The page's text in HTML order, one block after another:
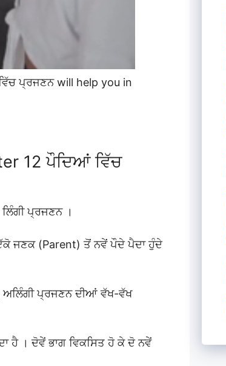
ਪ੍ਰਜਣਨ will help you in
12 ਪੌਦਿਆਂ ਵਿੱਚ
ਪ੍ਰਜਣਨ ।
ਜਣਕ (Parent) ਤੋਂ ਨਵੇਂ ਪੌਦੇ ਪੈਦਾ ਹੁੰਦੇ
ਅਲਿੰਗੀ ਪ੍ਰਜਣਨ ਦੀਆਂ ਵੱਖ-ਵੱਖ
ਹੈ । ਦੋਵੇਂ ਭਾਗ ਵਿਕਸਿਤ ਹੋ ਕੇ ਦੋ ਨਵੇਂ